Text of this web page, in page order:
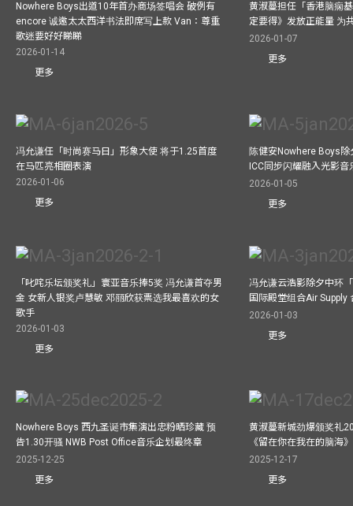
Nowhere Boys出道10年首办商场签唱会 破例有
encore 诚邀太太西洋书法即席写上款 Van：尊重
歌迷要好好睇睇
2026-01-14
更多
黄淑蔓担任「香港脑痫
定要得》发放正能量 为
2026-01-07
更多
冯允谦任「时尚赛马日」形象大使 将于1.25首度
在马匹亮相圈表演
2026-01-06
更多
陈健安Nowhere Boys
ICC同步闪耀融入光影音
2026-01-05
更多
「叱咤乐坛颁奖礼」寰亚音乐捧5奖 冯允谦首夺男
金 女新人银奖卢慧敏 邓丽欣获票选我最喜欢的女
歌手
2026-01-03
更多
冯允谦云浩影除夕中环
国际殿堂组合Air Supply
2026-01-03
更多
Nowhere Boys 西九圣诞市集演出忠粉晒珍藏 预
告1.30开骚 NWB Post Office音乐企划最终章
2025-12-25
更多
黄淑蔓新城劲爆颁奖礼
《留在你在我在的脑海
2025-12-17
更多